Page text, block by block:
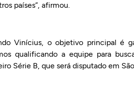
países”, afirmou.
Vinícius, o objetivo principal é
qualificando a equipe para
Série B, que será disputado em